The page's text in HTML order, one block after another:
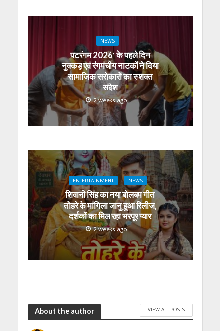
NEWS
पटरंगम 2026′ के पहले दिन
नुक्कड़ एवं रंगमंचीय नाटकों ने दिया
सामाजिक सरोकारों का सशक्त
संदेश
2 weeks ago
ENTERTAINMENT NEWS
शिवानी सिंह का नया बोलबम गीत
तोहरे के मांगिला जानु हुआ रिलीज,
दर्शकों का मिल रहा भरपूर प्यार
2 weeks ago
About the author VIEW ALL POSTS